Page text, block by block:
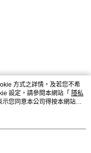
方式之詳情，及若您不希
設定，請參閱本網站「 隱私
您同意本公司得按本網站使